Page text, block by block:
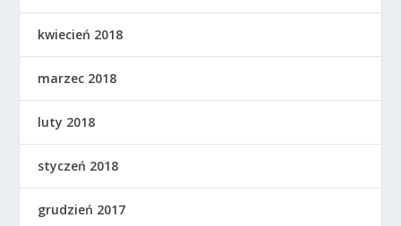
kwiecień 2018
marzec 2018
luty 2018
styczeń 2018
grudzień 2017